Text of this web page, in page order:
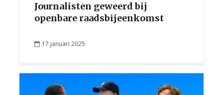
Journalisten geweerd bij
openbare raadsbijeenkomst
17 januari 2025